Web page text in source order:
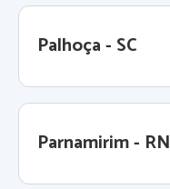
Palhoça - SC
Parnamirim - RN